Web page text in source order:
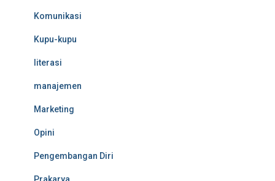
Komunikasi
Kupu-kupu
literasi
manajemen
Marketing
Opini
Pengembangan Diri